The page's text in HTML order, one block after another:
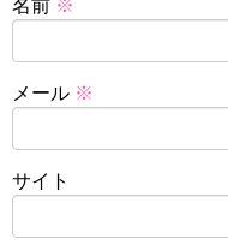
名前 ※
メール ※
サイト